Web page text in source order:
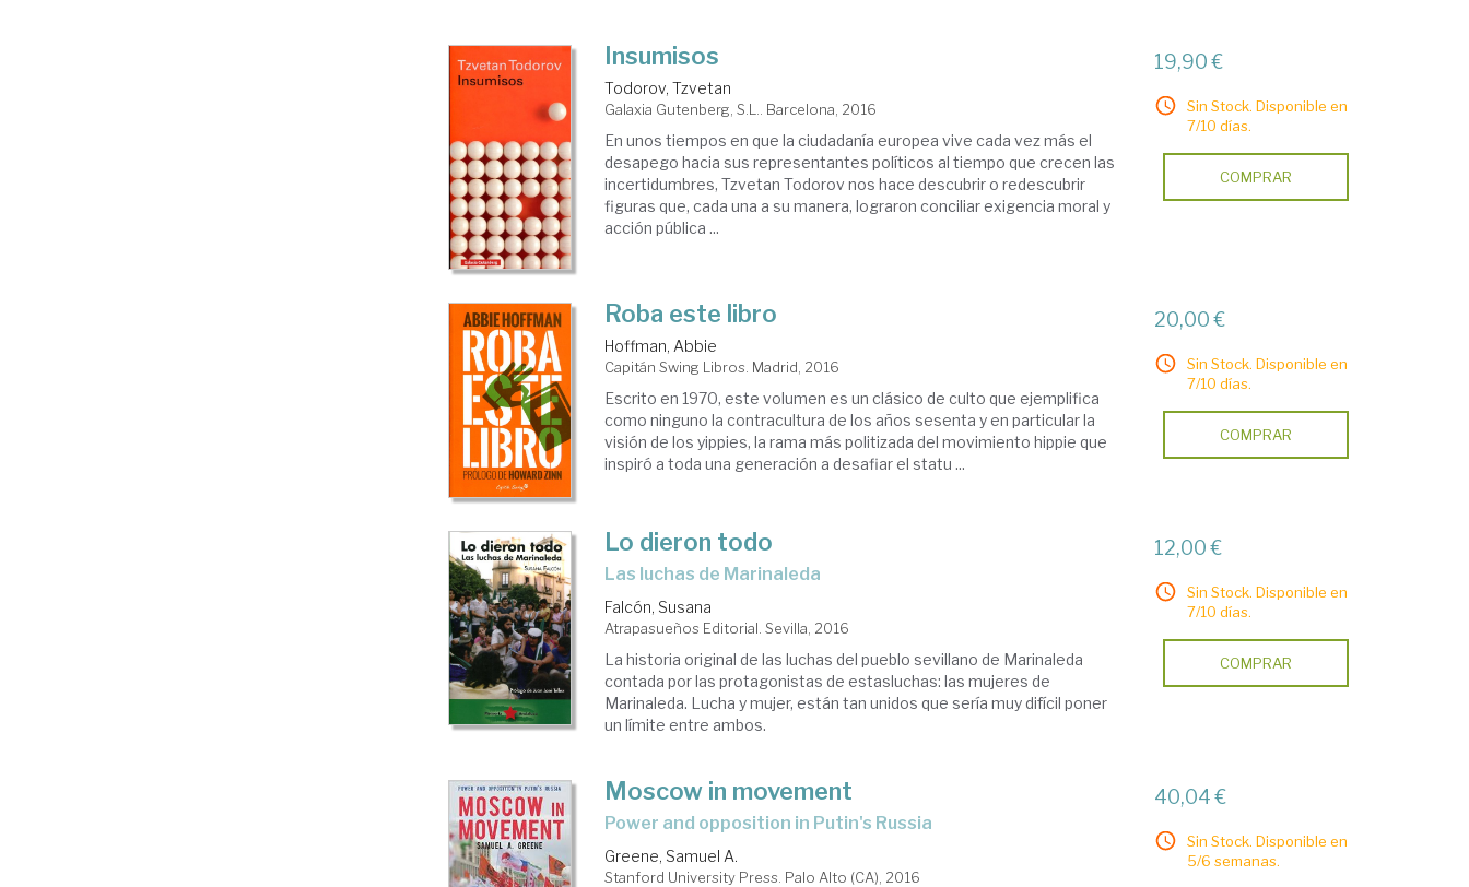
Insumisos
Todorov, Tzvetan
Galaxia Gutenberg, S.L.. Barcelona, 2016
En unos tiempos en que la ciudadanía europea vive cada vez más el
desapego hacia sus representantes políticos al tiempo que crecen las
incertidumbres, Tzvetan Todorov nos hace descubrir o redescubrir
figuras que, cada una a su manera, lograron conciliar exigencia moral y
acción pública ...
19,90 €
Sin Stock. Disponible en
7/10 días.
COMPRAR
Roba este libro
Hoffman, Abbie
Capitán Swing Libros. Madrid, 2016
Escrito en 1970, este volumen es un clásico de culto que ejemplifica
como ninguno la contracultura de los años sesenta y en particular la
visión de los yippies, la rama más politizada del movimiento hippie que
inspiró a toda una generación a desafiar el statu ...
20,00 €
Sin Stock. Disponible en
7/10 días.
COMPRAR
Lo dieron todo
las luchas de Marinaleda
Falcón, Susana
Atrapasueños Editorial. Sevilla, 2016
La historia original de las luchas del pueblo sevillano de Marinaleda
contada por las protagonistas de estasluchas: las mujeres de
Marinaleda. Lucha y mujer, están tan unidos que sería muy difícil poner
un límite entre ambos.
12,00 €
Sin Stock. Disponible en
7/10 días.
COMPRAR
Moscow in movement
power and opposition in Putin's Russia
Greene, Samuel A.
Stanford University Press. Palo Alto (CA), 2016
40,04 €
Sin Stock. Disponible en
5/6 semanas.